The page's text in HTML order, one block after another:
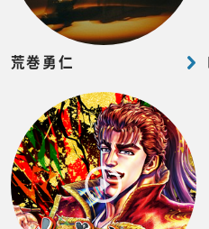
荒巻勇仁